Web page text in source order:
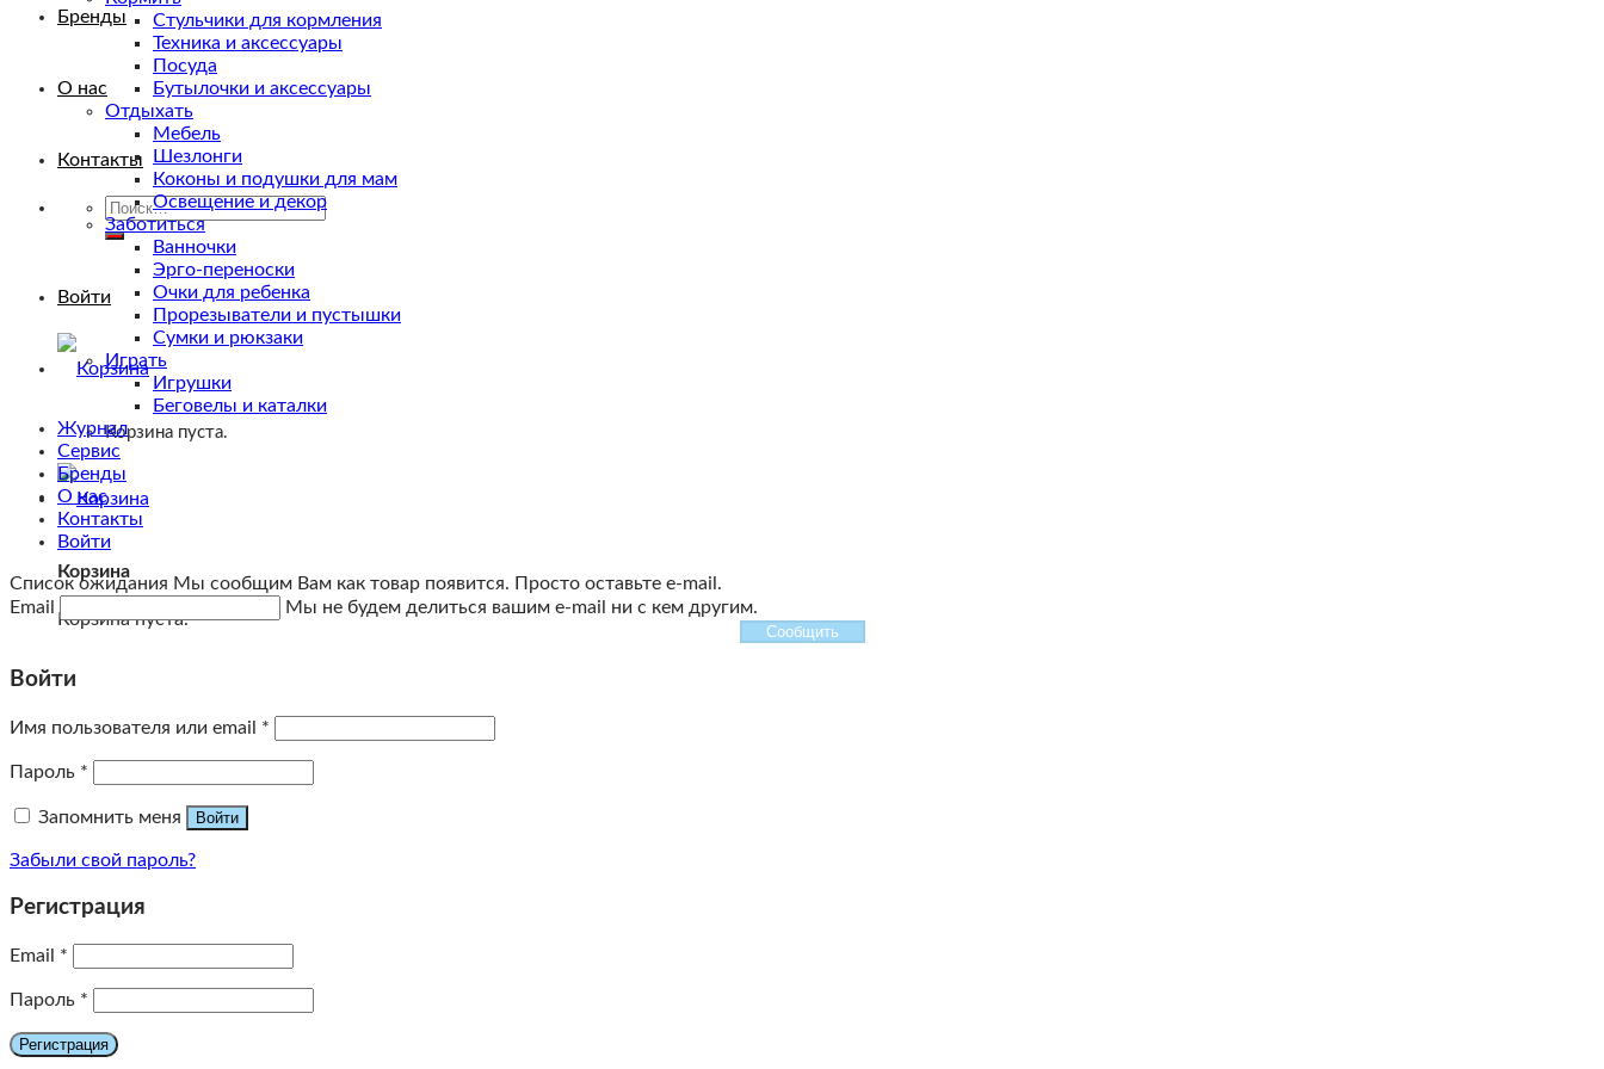
Бренды
О нас
Контакты
Искать:
Войти
Корзина пуста.
Корзина
Корзина пуста.
Стульчики для кормления
Техника и аксессуары
Посуда
Бутылочки и аксессуары
Отдыхать
Мебель
Шезлонги
Коконы и подушки для мам
Освещение и декор
Заботиться
Ванночки
Эрго-переноски
Очки для ребенка
Прорезыватели и пустышки
Сумки и рюкзаки
Играть
Игрушки
Беговелы и каталки
Журнал
Сервис
Бренды
О нас
Контакты
Войти
Список ожидания Мы сообщим Вам как товар появится. Просто оставьте e-mail.
Email
Мы не будем делиться вашим e-mail ни с кем другим.
Сообщить
Войти
Имя пользователя или email *
Пароль *
Запомнить меня Войти
Забыли свой пароль?
Регистрация
Email *
Пароль *
Регистрация